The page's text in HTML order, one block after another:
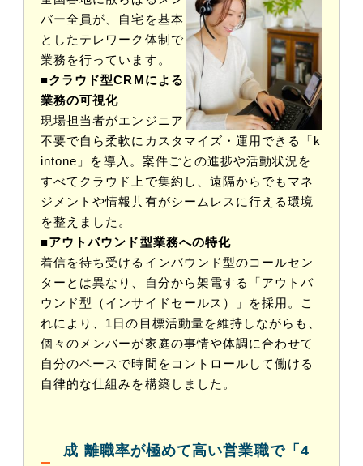
バー全員が、自宅を基本
としたテレワーク体制で
業務を行っています。
■クラウド型CRMによる
業務の可視化
現場担当者がエンジニア
不要で自ら柔軟にカスタマイズ・運用できる「k
intone」を導入。案件ごとの進捗や活動状況を
すべてクラウド上で集約し、遠隔からでもマネ
ジメントや情報共有がシームレスに行える環境
を整えました。
■アウトバウンド型業務への特化
着信を待ち受けるインバウンド型のコールセン
ターとは異なり、自分から架電する「アウトバ
ウンド型（インサイドセールス）」を採用。こ
れにより、1日の目標活動量を維持しながらも、
個々のメンバーが家庭の事情や体調に合わせて
自分のペースで時間をコントロールして働ける
自律的な仕組みを構築しました。
成 離職率が極めて高い営業職で「4